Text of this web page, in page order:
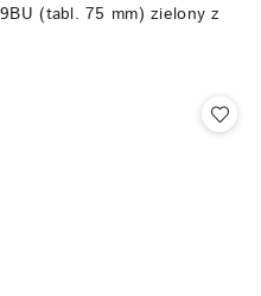
(tabl. 75 mm) zielony z